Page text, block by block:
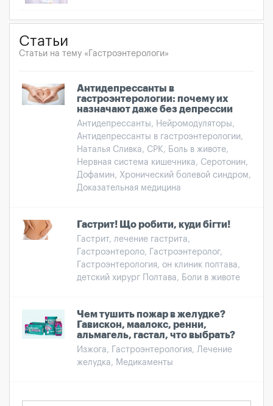
Статьи
Статьи на тему «Гастроэнтерологи»
Антидепрессанты в
гастроэнтерологии: почему их
назначают даже без депрессии
Антидепрессанты, Нейромодуляторы,
Антидепрессанты в гастроэнтерологии,
Наталья Сливка, СРК, Боль в животе,
Нервная система кишечника, Серотонин,
Дофамин, Хронический болевой синдром,
Доказательная медицина
Гастрит! Що робити, куди бігти!
Гастрит, лечение гастрита,
Гастроэнтероло, Гастроэнтеролог,
Гастроэнтерология, он клиник полтава,
детский хирург Полтава, Боли в животе
Чем тушить пожар в желудке?
Гавискон, маалокс, ренни,
альмагель, гастал, что выбрать?
Изжога, Гастроэнтерология, Лечение
желудка, Медикаменты